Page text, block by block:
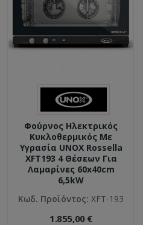
Φούρνος Ηλεκτρικός
Κυκλοθερμικός Με
Υγρασία UNOX Rossella
XFT193 4 Θέσεων Για
Λαμαρίνες 60x40cm
6,5kW
Κωδ. Προϊόντος: XFT-193
1.855,00 €